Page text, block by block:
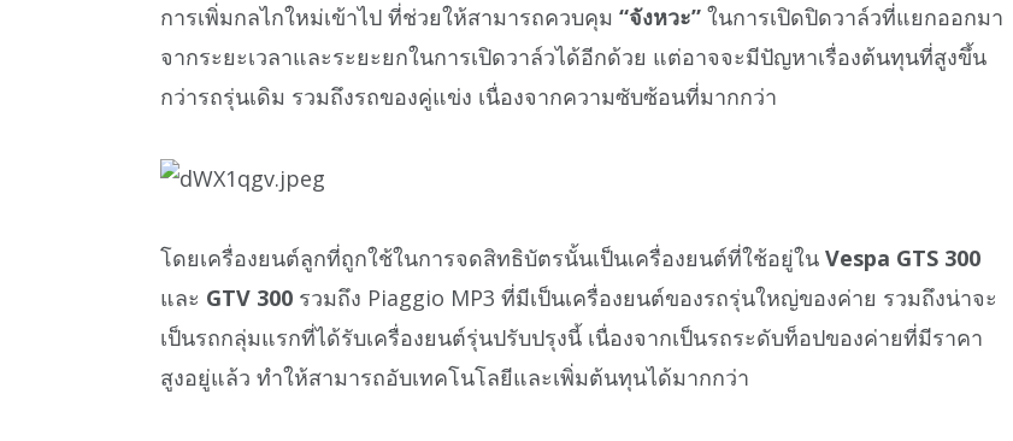
การเพิ่มกลไกใหม่เข้าไป ที่ช่วยให้สามารถควบคุม “จังหวะ” ในการเปิดปิดวาล์วที่แยกออกมา
จากระยะเวลาและระยะยกในการเปิดวาล์วได้อีกด้วย แต่อาจจะมีปัญหาเรื่องต้นทุนที่สูงขึ้น
กว่ารถรุ่นเดิม รวมถึงรถของคู่แข่ง เนื่องจากความซับซ้อนที่มากกว่า
โดยเครื่องยนต์ลูกที่ถูกใช้ในการจดสิทธิบัตรนั้นเป็นเครื่องยนต์ที่ใช้อยู่ใน Vespa GTS 300
และ GTV 300 รวมถึง Piaggio MP3 ที่มีเป็นเครื่องยนต์ของรถรุ่นใหญ่ของค่าย รวมถึงน่าจะ
เป็นรถกลุ่มแรกที่ได้รับเครื่องยนต์รุ่นปรับปรุงนี้ เนื่องจากเป็นรถระดับท็อปของค่ายที่มีราคา
สูงอยู่แล้ว ทำให้สามารถอับเทคโนโลยีและเพิ่มต้นทุนได้มากกว่า